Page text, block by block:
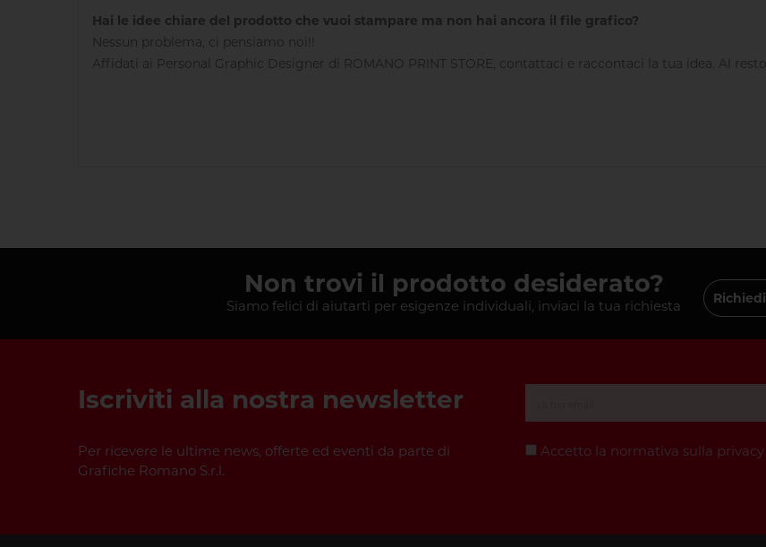
Hai le idee chiare del prodotto che vuoi stampare ma non hai ancora il file grafico?
Nessun problema, ci pensiamo noi!!
Affidati ai Personal Graphic Designer di ROMANO PRINT STORE, contattaci e raccontaci la tua idea. Al
Non trovi il prodotto desiderato?
Siamo felici di aiutarti per esigenze individuali, inviaci la tua richiesta
Iscriviti alla nostra newsletter
Per ricevere le ultime news, offerte ed eventi da parte di
Grafiche Romano S.r.l.
Accetto la normativa sulla